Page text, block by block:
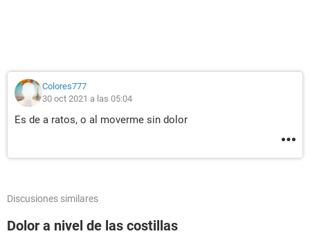
Colores777
30 oct 2021 a las 05:04
Es de a ratos, o al moverme sin dolor
Discusiones similares
Dolor a nivel de las costillas